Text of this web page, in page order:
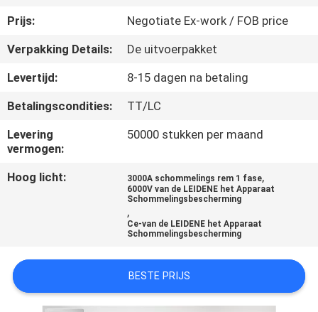
NIEUWS
VERZOEK
EEN
CITAAT
PRIVACY
POLICY
Prijs:
Negotiate Ex-work / FOB price
Verpakking Details:
De uitvoerpakket
Levertijd:
8-15 dagen na betaling
Betalingscondities:
TT/LC
Levering
vermogen:
50000 stukken per maand
Hoog licht: 3000A schommelings rem 1 fase,
6000V van de LEIDENE het Apparaat
Schommelingsbescherming
,
Ce-van de LEIDENE het Apparaat
Schommelingsbescherming
BESTE PRIJS